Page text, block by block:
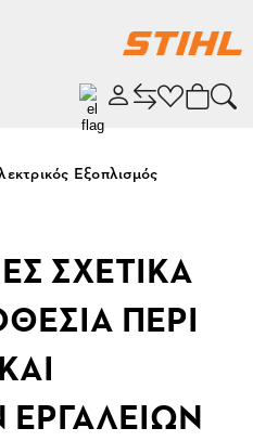
Εξοπλισμός
ΣΧΕΤΙΚΑ
ΠΕΡΙ